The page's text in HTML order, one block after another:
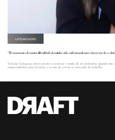
LIFEHACKERS
“No momento de maior dificuldade da minha vida, enfrentando um câncer, me
Tatiana Cartagena estava prestes a realizar o sonho de ser professora quando
empreendedora para facilitar o acesso de jovens ao mercado de trabalho.